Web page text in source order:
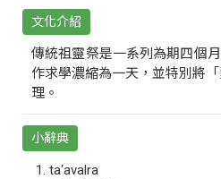
文化介紹
傳統祖靈祭是一系列為期四個
作求學濃縮為一天，並特別將
理。
小辭典
ta‘avalra